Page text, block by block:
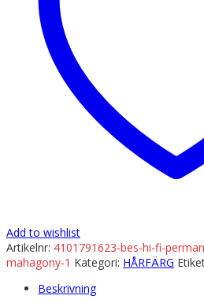
Add to wishlist
Artikelnr: 4101791623-bes-hi-fi-
mahagony-1 Kategori: HÅRFÄRG
Beskrivning